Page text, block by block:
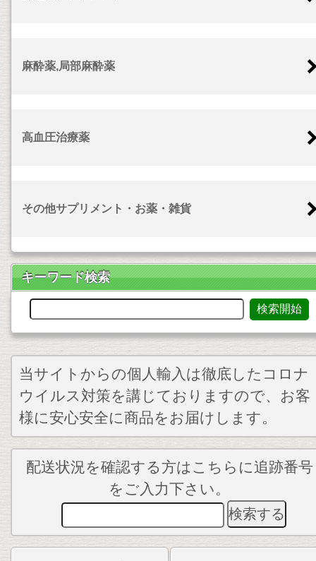
麻酔薬,局部麻酔薬
高血圧治療薬
その他サプリメント・お薬・雑貨
キーワード検索
当サイトからの個人輸入は徹底したコロナ
ウイルス対策を講じておりますので、お客
様に安心安全に商品をお届けします。
配送状況を確認する方はこちらに追跡番号
をご入力下さい。